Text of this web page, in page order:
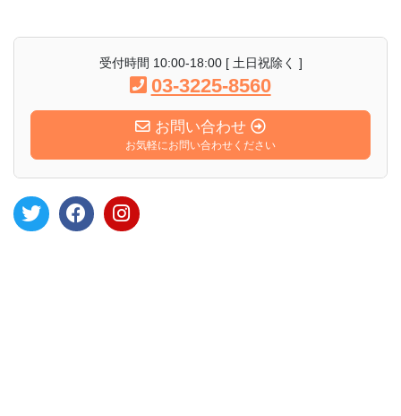
受付時間 10:00-18:00 [ 土日祝除く ]
03-3225-8560
お問い合わせ
お気軽にお問い合わせください